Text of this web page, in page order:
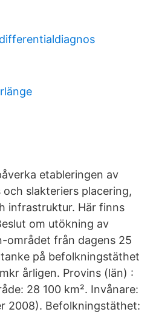
etableringen av
slakteriers placering,
infrastruktur. Här finns
om utökning av
området från dagens 25
på befolkningstäthet
årligen. Provins (län) :
28 100 km². Invånare:
2008). Befolkningstäthet: